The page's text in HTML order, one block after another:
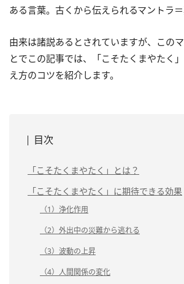
ある言葉。古くから伝えられるマントラ＝
由来は諸説あるとされていますが、この
とでこの記事では、「こそたくまやたく
え方のコツを紹介します。
目次
「こそたくまやたく」とは？
「こそたくまやたく」に期待できる効果
（1）浄化作用
（2）外出中の災難から逃れる
（3）波動の上昇
（4）人間関係の変化